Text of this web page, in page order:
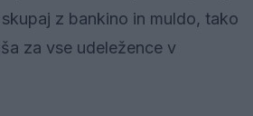
z bankino in muldo, tako
za vse udeležence v